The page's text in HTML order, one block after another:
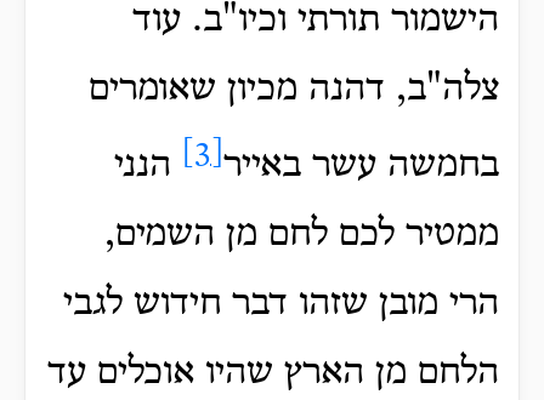
הישמור תורתי וכיו"ב. עוד
צלה"ב, דהנה מכיון שאומרים
בחמשה עשר באייר
הנני
ממטיר לכם לחם מן השמים,
הרי מובן שזהו דבר חידוש לגבי
הלחם מן הארץ שהיו אוכלים עד